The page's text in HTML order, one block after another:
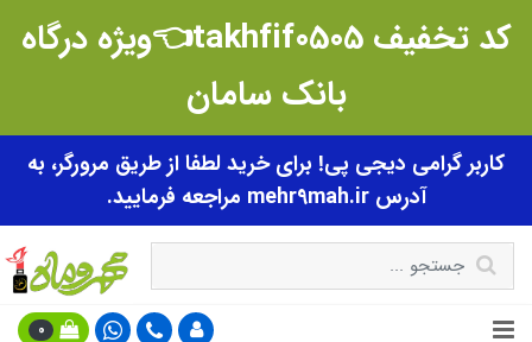
کد تخفیف takhfif0505👈ویژه درگاه
بانک سامان
کاربر گرامی دیجی پی! برای خرید لطفا از طریق مرورگر، به
آدرس mehr9mah.ir مراجعه فرمایید.
0